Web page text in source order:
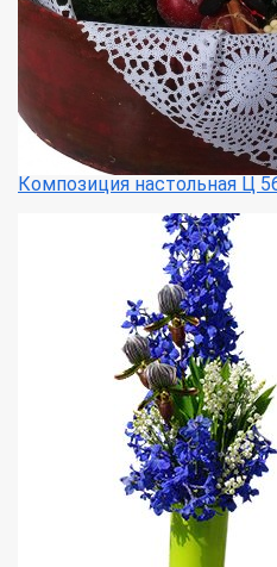
Композиция настольная Ц